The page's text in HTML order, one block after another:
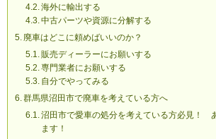
海外に輸出する
中古パーツや資源に分解する
廃車はどこに頼めばいいのか？
販売ディーラーにお願いする
専門業者にお願いする
自分でやってみる
群馬県沼田市で廃車を考えている方へ
沼田市で愛車の処分を考えている方必見！
ます！